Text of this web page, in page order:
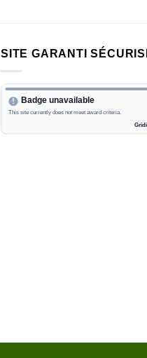
SITE GARANTI